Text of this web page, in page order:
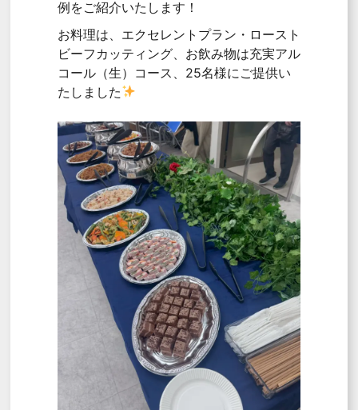
例をご紹介いたします！
お料理は、エクセレントプラン・ロースト
ビーフカッティング、お飲み物は充実アル
コール（生）コース、25名様にご提供い
たしました